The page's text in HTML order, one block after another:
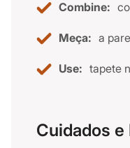
Combine:
Meça: a
Use: tapete
Cuidados e